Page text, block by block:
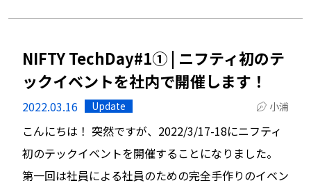
NIFTY TechDay#1① | ニフティ初のテ
ックイベントを社内で開催します！
2022.03.16 Update 小浦
こんにちは！ 突然ですが、2022/3/17-18にニフティ
初のテックイベントを開催することになりました。
第一回は社員による社員のための完全手作りのイベン